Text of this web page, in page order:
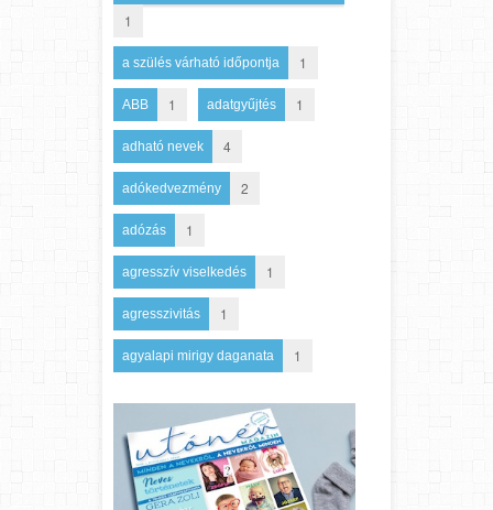
1
a szülés várható időpontja 1
ABB 1 adatgyűjtés 1
adható nevek 4
adókedvezmény 2
adózás 1
agresszív viselkedés 1
agresszivitás 1
agyalapi mirigy daganata 1